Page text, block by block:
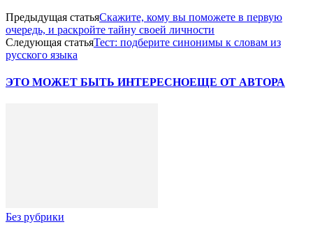
Предыдущая статьяСкажите, кому вы поможете в первую
очередь, и раскройте тайну своей личности
Следующая статьяТест: подберите синонимы к словам из
русского языка
ЭТО МОЖЕТ БЫТЬ ИНТЕРЕСНОЕЩЕ ОТ АВТОРА
Без рубрики